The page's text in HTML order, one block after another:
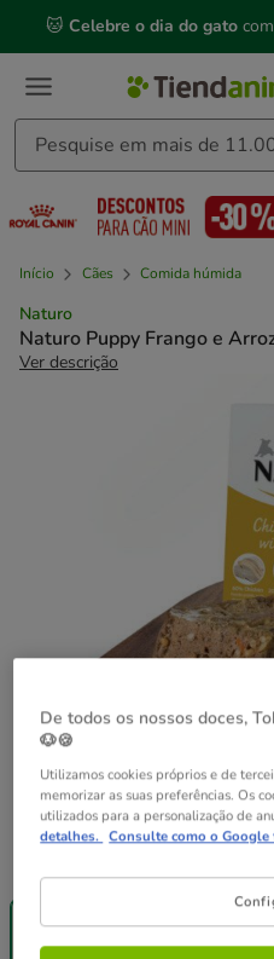
mensagem,
🐱 Celebre o dia do gato
Início Cães Comida húmida
Naturo
Naturo Puppy Frango e
Ver descrição
150 g
un.
De todos os nossos doces,
🐶🍪
Utilizamos cookies próprios e de
memorizar as suas preferências. Os
utilizados para a personalização de
detalhes. Consulte como o Google